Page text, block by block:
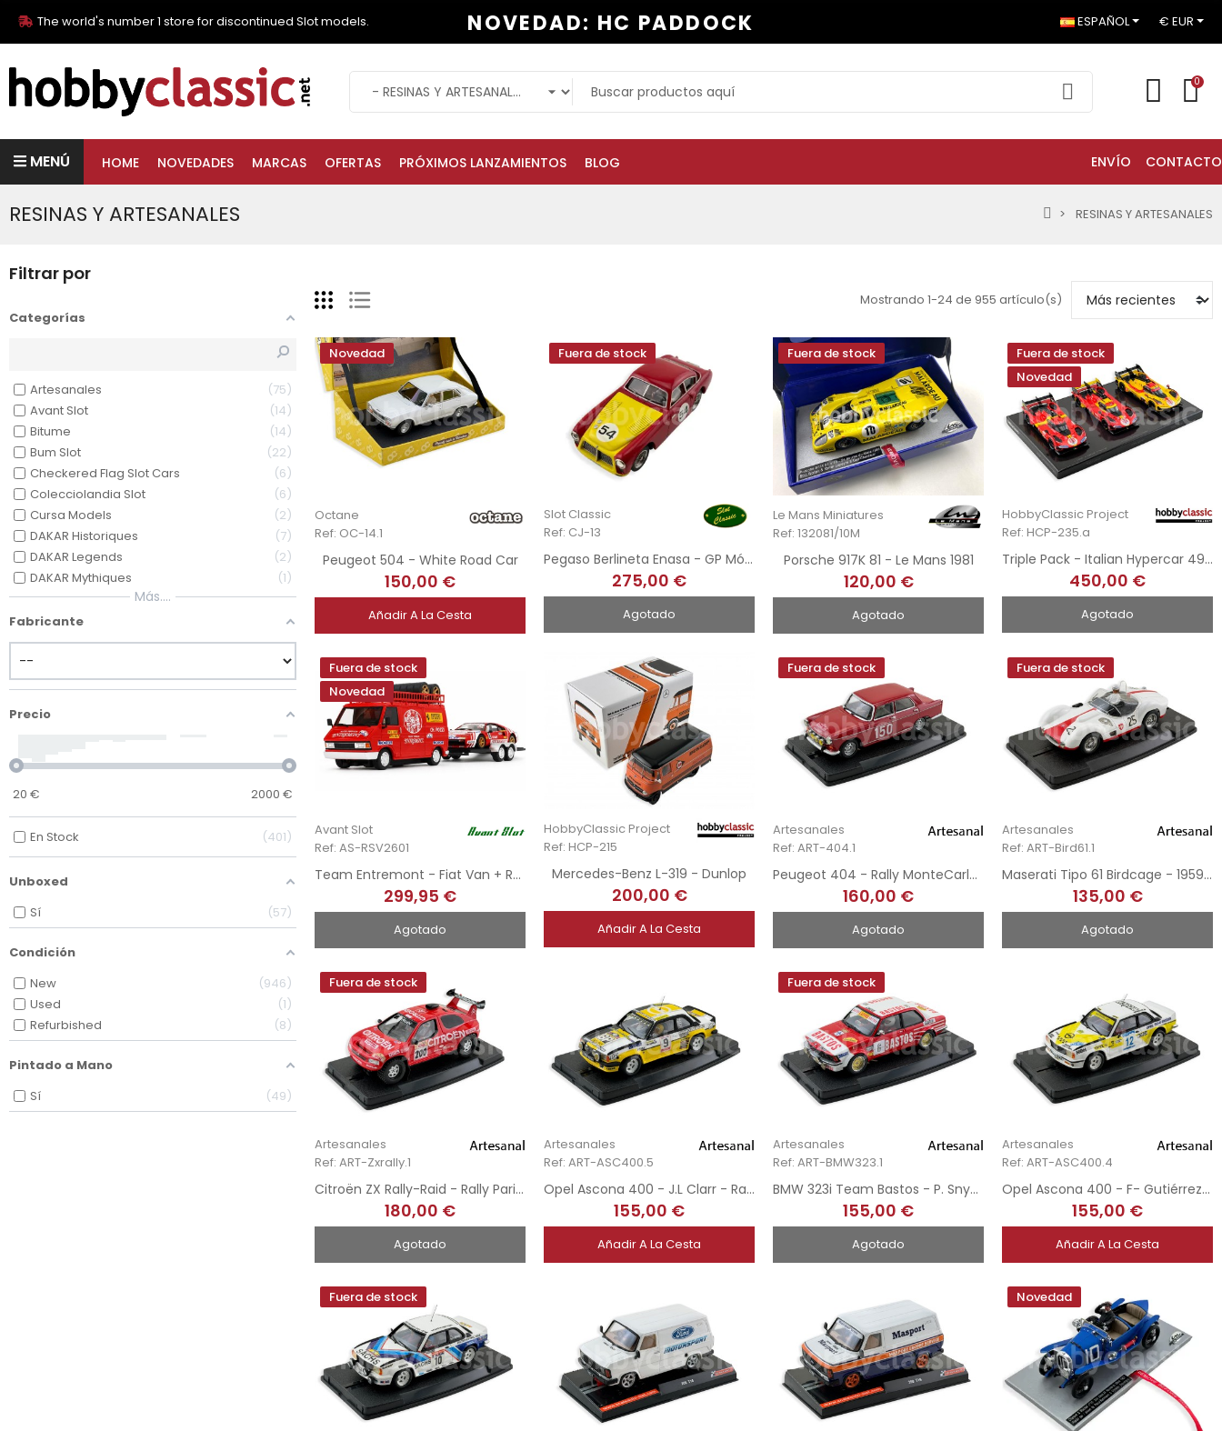
The world's number 1 store for discontinued Slot models. NOVEDAD: HC PADDOCK ESPAÑOL € EUR
0
MENÚ HOME NOVEDADES MARCAS OFERTAS PRÓXIMOS LANZAMIENTOS BLOG ENVÍO CONTACTO
RESINAS Y ARTESANALES RESINAS Y ARTESANALES
Filtrar por
Categorías
Artesanales
75
Avant Slot
14
Bitume
14
Bum Slot
22
Checkered Flag Slot Cars
6
Colecciolandia Slot
6
Cursa Models
2
DAKAR Historiques
7
DAKAR Legends
2
DAKAR Mythiques
1
Más....
Fabricante
Precio
20 € 2000 €
En Stock 401
Unboxed
Sí
57
Condición
New
946
Used
1
Refurbished
8
Pintado a Mano
Sí
49
Mostrando 1-24 de 955 artículo(s)
Novedad
Octane
Ref: OC-14.1
Peugeot 504 - White Road Car
150,00 €
Añadir A La Cesta
Fuera de stock
Slot Classic
Ref: CJ-13
Pegaso Berlineta Enasa - GP Mónaco 1952
275,00 €
Agotado
Fuera de stock
Le Mans Miniatures
Ref: 132081/10M
Porsche 917K 81 - Le Mans 1981
120,00 €
Agotado
Fuera de stock
Novedad
HobbyClassic Project
Ref: HCP-235.a
Triple Pack - Italian Hypercar 499P LMH - 2023, 2024 & 2025 Le Mans Winners
450,00 €
Agotado
Fuera de stock
Novedad
Avant Slot
Ref: AS-RSV2601
Team Entremont - Fiat Van + Remolque + Ferrari 308 GTB - Tour de France 1981
299,95 €
Agotado
HobbyClassic Project
Ref: HCP-215
Mercedes-Benz L-319 - Dunlop
200,00 €
Añadir A La Cesta
Fuera de stock
Artesanales
Ref: ART-404.1
Peugeot 404 - Rally MonteCarlo 1962 - Hand-Painted
160,00 €
Agotado
Fuera de stock
Artesanales
Ref: ART-Bird61.1
Maserati Tipo 61 Birdcage - 1959 - Hand-Painted
135,00 €
Agotado
Fuera de stock
Artesanales
Ref: ART-Zxrally.1
Citroën ZX Rally-Raid - Rally Paris Dakar 1995
180,00 €
Agotado
Artesanales
Ref: ART-ASC400.5
Opel Ascona 400 - J.L Clarr - Rally Costa Brava 1980 - Hand-Painted
155,00 €
Añadir A La Cesta
Fuera de stock
Artesanales
Ref: ART-BMW323.1
BMW 323i Team Bastos - P. Snyers - Rally Du Condroz 1982 - Hand-Painted
155,00 €
Agotado
Artesanales
Ref: ART-ASC400.4
Opel Ascona 400 - F- Gutiérrez - Andorra Winter Rally 2018 - Hand-Painted
155,00 €
Añadir A La Cesta
Fuera de stock Novedad